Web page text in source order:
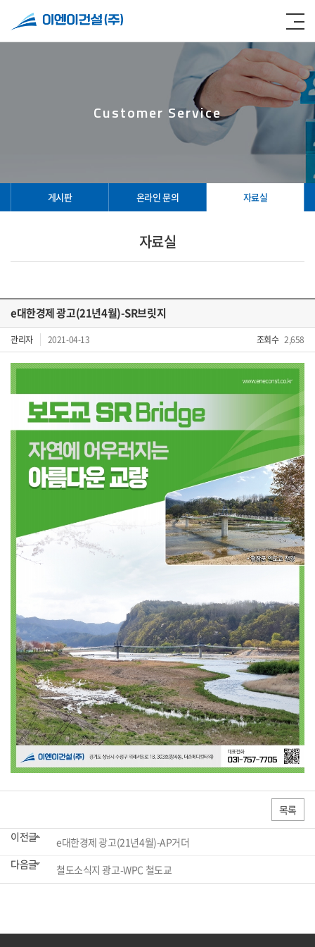
Customer Service
게시판 온라인 문의 자료실
자료실
e대한경제 광고(21년4월)-SR브릿지
관리자 2021-04-13 조회수 2,658
목록
이전글
e대한경제 광고(21년4월)-AP거더
다음글
철도소식지 광고-WPC 철도교